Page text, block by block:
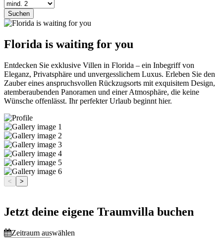
Suchen
Florida is waiting for you
Entdecken Sie exklusive Villen in Florida – ein Inbegriff von
Eleganz, Privatsphäre und unvergesslichem Luxus. Erleben Sie den
Zauber eines anspruchsvollen Rückzugsorts mit exquisitem Design,
atemberaubenden Panoramen und einer Atmosphäre, die keine
Wünsche offenlässt. Ihr perfekter Urlaub beginnt hier.
< >
Jetzt deine eigene Traumvilla buchen
Zeitraum auswählen